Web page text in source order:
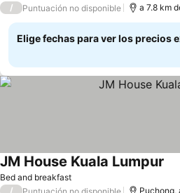
/ Puntuación no disponible a 7.8 km
Elige fechas para ver los precios
Bed and breakfast
JM House Kuala Lumpur
/ Puntuación no disponible Puchong,